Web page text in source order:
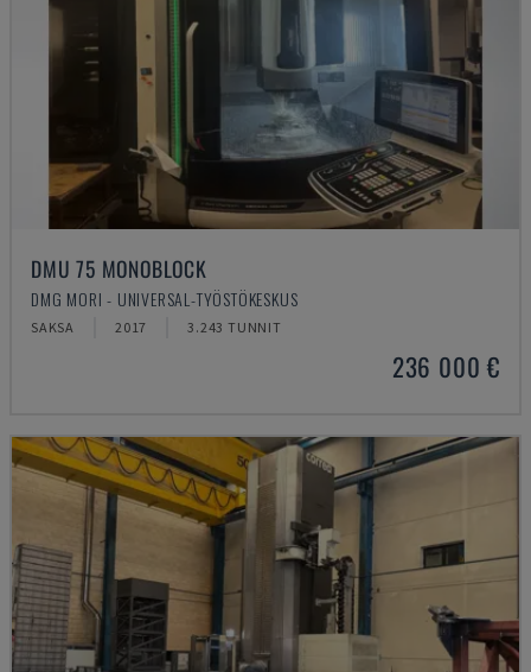
DMU 75 MONOBLOCK
DMG MORI - UNIVERSAL-TYÖSTÖKESKUS
SAKSA 2017 3.243 TUNNIT
236 000 €